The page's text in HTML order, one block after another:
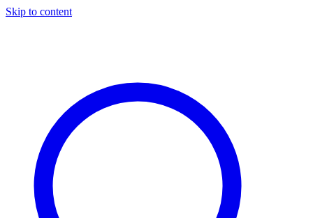
Skip to content